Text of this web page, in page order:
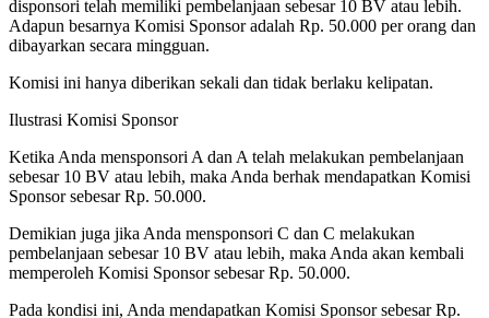
disponsori telah memiliki pembelanjaan sebesar 10 BV atau lebih.
Adapun besarnya Komisi Sponsor adalah Rp. 50.000 per orang dan
dibayarkan secara mingguan.
Komisi ini hanya diberikan sekali dan tidak berlaku kelipatan.
Ilustrasi Komisi Sponsor
Ketika Anda mensponsori A dan A telah melakukan pembelanjaan
sebesar 10 BV atau lebih, maka Anda berhak mendapatkan Komisi
Sponsor sebesar Rp. 50.000.
Demikian juga jika Anda mensponsori C dan C melakukan
pembelanjaan sebesar 10 BV atau lebih, maka Anda akan kembali
memperoleh Komisi Sponsor sebesar Rp. 50.000.
Pada kondisi ini, Anda mendapatkan Komisi Sponsor sebesar Rp.